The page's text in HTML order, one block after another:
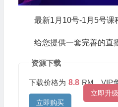
最新1月10号-1月5号课
给您提供一套完善的直
资源下载
下载价格为 8.8 RM，VIP
立即升级
立即购买